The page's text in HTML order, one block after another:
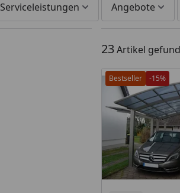
Serviceleistungen Angebote
23Artikel
Bestseller -15%